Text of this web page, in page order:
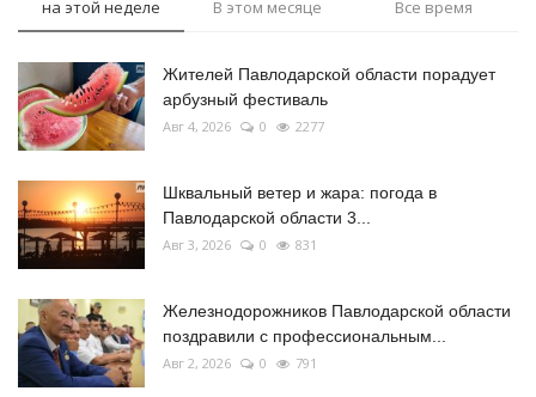
на этой неделе В этом месяце Все время
Жителей Павлодарской области порадует
арбузный фестиваль
Авг 4, 2026 0 2277
Шквальный ветер и жара: погода в
Павлодарской области 3...
Авг 3, 2026 0 831
Железнодорожников Павлодарской области
поздравили с профессиональным...
Авг 2, 2026 0 791